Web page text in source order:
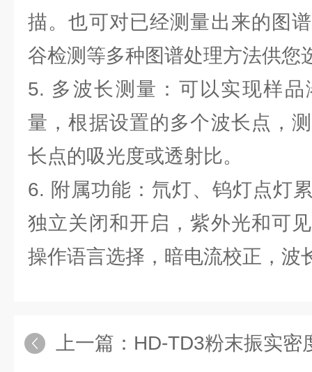
描。也可对已经测量出来的图
谷检测等多种图谱处理方法供您
5. 多波长测量：可以实现样
量，根据设置的多个波长点，
长点的吸光度或透射比。
6. 附属功能：氘灯、钨灯点灯
独立关闭和开启，紫外光和可
操作语言选择，暗电流校正，波
上一篇： HD-TD3粉末振实密